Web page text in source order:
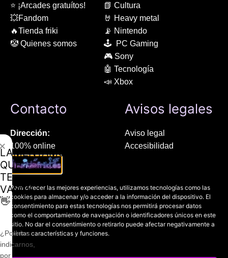
Para ofrecer las mejores experiencias, utilizamos tecnologías como las
cookies para almacenar y/o acceder a la información del dispositivo. El
consentimiento para estas tecnologías nos permitirá procesar datos
como el comportamiento de navegación o identificadores únicos en este
sitio. No dar el consentimiento o retirarlo puede afectar negativamente a
ciertas características y funciones.
⭐ ¡Arcades gratuítos!
💥Fandom
🔥Tienda friki
🤡 Quienes somos
📗 Cultura
🤘 Heavy metal
📡 Nintendo
🕹 PC Gaming
🎮 Sony
🤖 Tecnología
📣 Xbox
Contacto
Dirección:
100% online
Manresa (08241), Barcelona
Chat Whatsapp (solo texto):
+34 689 800 662
Correo:
contacto@mundofriki.es
Avisos legales
Aviso legal
Accesibilidad
Política de privacidad
LAMENTAMOS
QUE
TE
VAYAS
👋
¿Podrías
indicarnos,
por